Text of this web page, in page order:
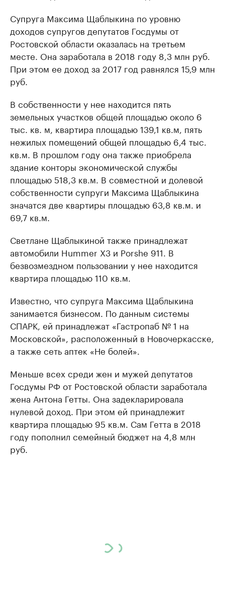
Супруга Максима Щаблыкина по уровню
доходов супругов депутатов Госдумы от
Ростовской области оказалась на третьем
месте. Она заработала в 2018 году 8,3 млн руб.
При этом ее доход за 2017 год равнялся 15,9 млн
руб.
В собственности у нее находится пять
земельных участков общей площадью около 6
тыс. кв. м, квартира площадью 139,1 кв.м, пять
нежилых помещений общей площадью 6,4 тыс.
кв.м. В прошлом году она также приобрела
здание конторы экономической службы
площадью 518,3 кв.м. В совместной и долевой
собственности супруги Максима Щаблыкина
значатся две квартиры площадью 63,8 кв.м. и
69,7 кв.м.
Светлане Щаблыкиной также принадлежат
автомобили Hummer X3 и Porshe 911. В
безвозмездном пользовании у нее находится
квартира площадью 110 кв.м.
Известно, что супруга Максима Щаблыкина
занимается бизнесом. По данным системы
СПАРК, ей принадлежат «Гастропаб № 1 на
Московской», расположенный в Новочеркасске,
а также сеть аптек «Не болей».
Меньше всех среди жен и мужей депутатов
Госдумы РФ от Ростовской области заработала
жена Антона Гетты. Она задекларировала
нулевой доход. При этом ей принадлежит
квартира площадью 95 кв.м. Сам Гетта в 2018
году пополнил семейный бюджет на 4,8 млн
руб.